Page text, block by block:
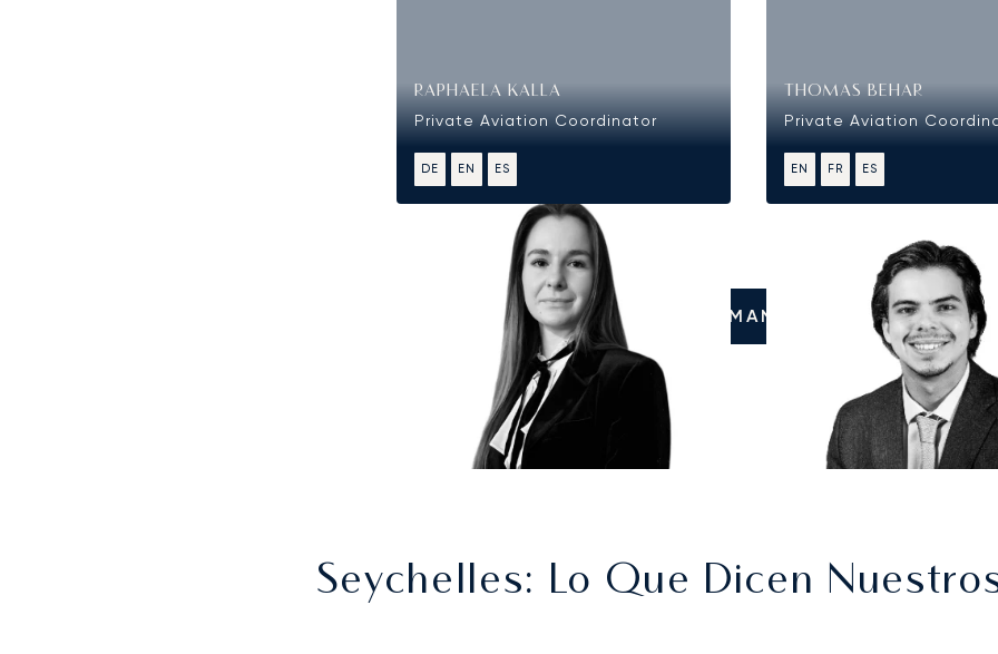
RAPHAELA KALLA
Private Aviation Coordinator
DE EN ES
THOMAS BEHAR
Private Aviation
EN FR ES
LLÁMANOS
Seychelles: Lo Que Dicen